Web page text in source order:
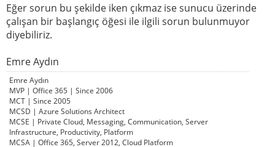
Eğer sorun bu şekilde iken çıkmaz ise sunucu üzerinde
çalışan bir başlangıç öğesi ile ilgili sorun bulunmuyor
diyebiliriz.
Emre Aydın
Emre Aydın
MVP | Office 365 | Since 2006
MCT | Since 2005
MCSD | Azure Solutions Architect
MCSE | Private Cloud, Messaging, Communication, Server
Infrastructure, Productivity, Platform
MCSA | Office 365, Server 2012, Cloud Platform